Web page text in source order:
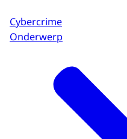
Cybercrime
Onderwerp